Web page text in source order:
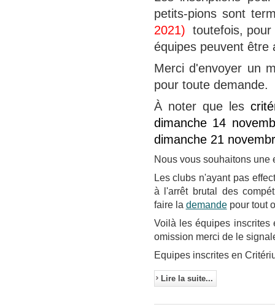
petits-pions sont
2021) toutefois, pour
équipes peuvent être
Merci d'envoyer un
pour toute demande.
À noter que les
dimanche 14
dimanche 21
Nous vous souhaitons une
Les clubs n'ayant pas
à l'arrêt brutal des
faire la demandepour tout
Voilà les équipes inscrites
omission merci de le
Equipes inscrites en
Lire la suite...